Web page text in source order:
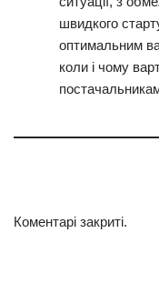
швидкого
оптимальним
коли і чому
Коментарі закриті.